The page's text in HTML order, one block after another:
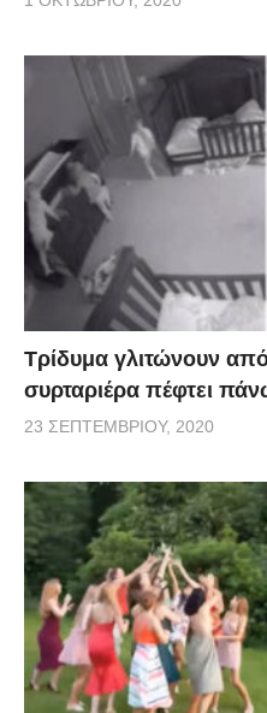
Τρίδυμα γλιτώνουν
συρταριέρα πέφτει
23 ΣΕΠΤΕΜΒΡΊΟΥ, 2020